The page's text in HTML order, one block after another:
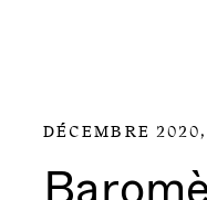
DÉCEMBRE 2020,